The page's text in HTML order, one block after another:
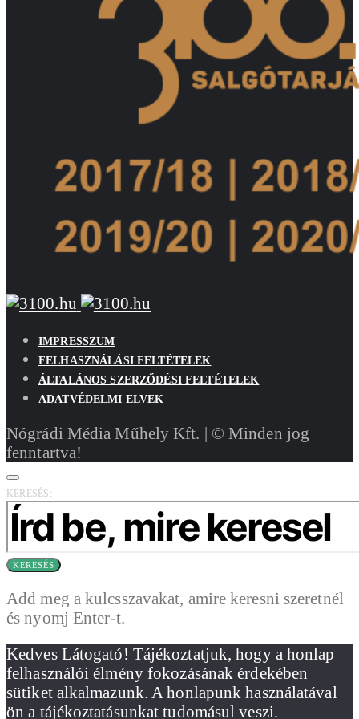
IMPRESSZUM
FELHASZNÁLÁSI FELTÉTELEK
ÁLTALÁNOS SZERZŐDÉSI FELTÉTELEK
ADATVÉDELMI ELVEK
Nógrádi Média Műhely Kft. | © Minden jog
fenntartva!
KERESÉS:
KERESÉS
Add meg a kulcsszavakat, amire keresni szeretnél
és nyomj Enter-t.
Kedves Látogató! Tájékoztatjuk, hogy a honlap
felhasználói élmény fokozásának érdekében
sütiket alkalmazunk. A honlapunk használatával
ön a tájékoztatásunkat tudomásul veszi.